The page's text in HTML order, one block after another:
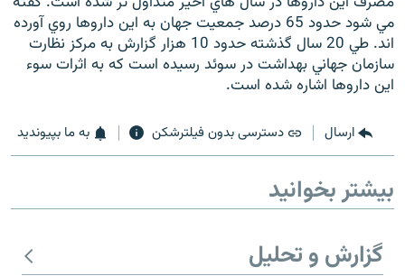
به ما بپیوندید
زبان‌های دیگر
مي شود حدود 65 درصد جمعيت جهان به اين داروها روي آورده
اند. طي 20 سال گذشته حدود 10 هزار گزارش به مركز نظارت
سازمان جهاني بهداشت در سوئد رسيده است كه به اثرات سوء
اين داروها اشاره شده است.
ارسال دسترسی بدون فیلترشکن به ما بپیوندید
بیشتر بخوانید
گزارش و تحلیل